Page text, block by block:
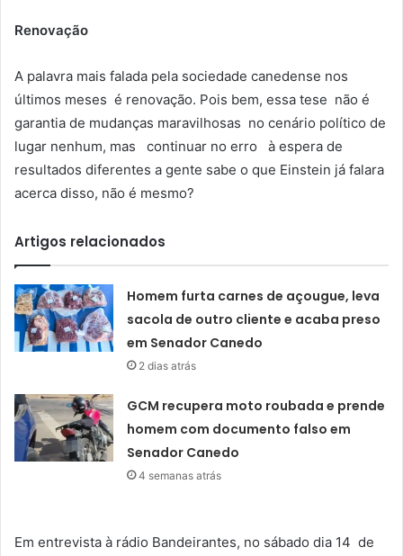
Renovação
A palavra mais falada pela sociedade canedense nos
últimos meses é renovação. Pois bem, essa tese não é
garantia de mudanças maravilhosas no cenário político de
lugar nenhum, mas continuar no erro à espera de
resultados diferentes a gente sabe o que Einstein já falara
acerca disso, não é mesmo?
Artigos relacionados
Homem furta carnes de açougue, leva
sacola de outro cliente e acaba preso
em Senador Canedo
2 dias atrás
GCM recupera moto roubada e prende
homem com documento falso em
Senador Canedo
4 semanas atrás
Em entrevista à rádio Bandeirantes, no sábado dia 14 de